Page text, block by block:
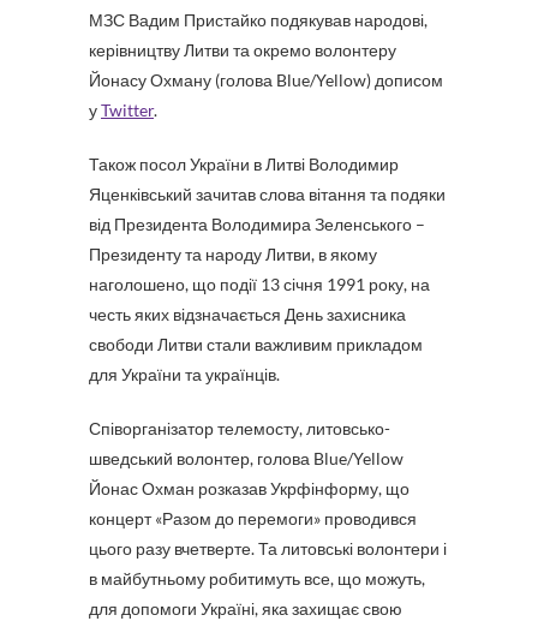
МЗС Вадим Пристайко подякував народові,
керівництву Литви та окремо волонтеру
Йонасу Охману (голова Blue/Yellow) дописом
уTwitter.
Також посол України в Литві Володимир
Яценківський зачитав слова вітання та подяки
від Президента Володимира Зеленського –
Президенту та народу Литви, в якому
наголошено, що події 13 січня 1991 року, на
честь яких відзначається День захисника
свободи Литви стали важливим прикладом
для України та українців.
Співорганізатор телемосту, литовсько-
шведський волонтер, голова Blue/Yellow
Йонас Охман розказав Укрфінформу, що
концерт «Разом до перемоги» проводився
цього разу вчетверте. Та литовські волонтери і
в майбутньому робитимуть все, що можуть,
для допомоги Україні, яка захищає свою